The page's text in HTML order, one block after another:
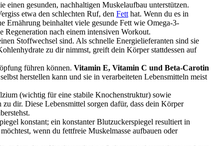
einen gesunden, nachhaltigen Muskelaufbau unterstützen.
etwa den schlechten Ruf, den Fett hat. Wenn du es in
Ernährung beinhaltet viele gesunde Fett wie Omega-3-
nach einem intensiven Workout.
Stoffwechsel sind. Als schnelle Energielieferanten sind sie
zu dir nimmst, greift dein Körper stattdessen auf
führen können. Vitamin E, Vitamin C und Beta-Carotin
herstellen kann und sie in verarbeiteten Lebensmitteln meist
(wichtig für eine stabile Knochenstruktur) sowie
dir. Diese Lebensmittel sorgen dafür, dass dein Körper
konstant; ein konstanter Blutzuckerspiegel resultiert in
wenn du fettfreie Muskelmasse aufbauen oder